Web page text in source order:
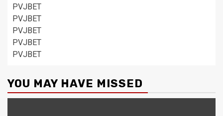
PVJBET
PVJBET
PVJBET
PVJBET
PVJBET
YOU MAY HAVE MISSED